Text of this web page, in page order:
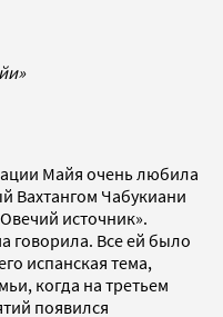
Майя очень любила
Вахтангом Чабукиани
источник».
говорила. Все ей было
испанская тема,
когда на третьем
появился